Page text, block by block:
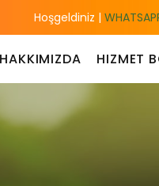
Hoşgeldiniz |
HAKKIMIZDA HIZMET